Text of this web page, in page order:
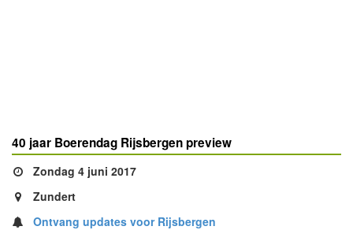
40 jaar Boerendag Rijsbergen preview
Zondag 4 juni 2017
Zundert
Ontvang updates voor Rijsbergen